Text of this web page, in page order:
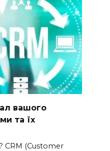
вашого
та їх
CRM (Customer